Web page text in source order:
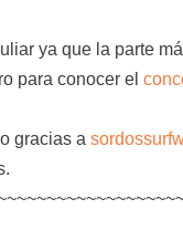
ya que la parte
para conocer el
gracias a